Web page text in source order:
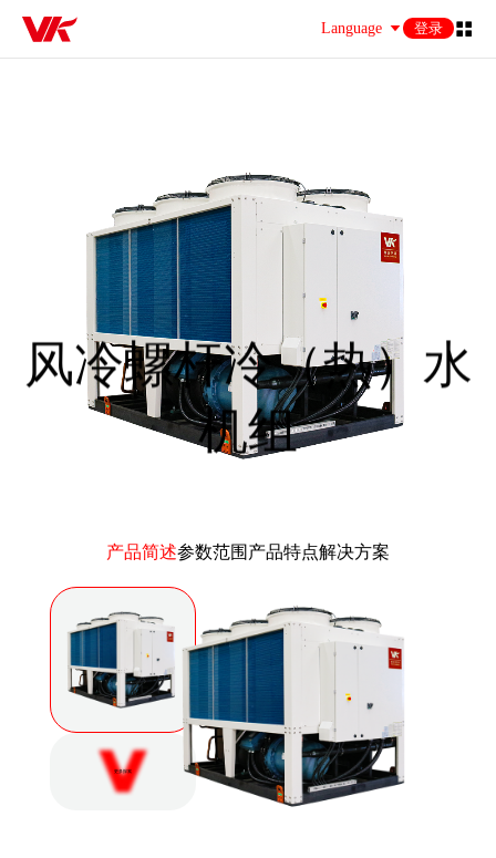
Language 登录
风冷螺杆冷（热）水
机组
产品简述参数范围 产品特点解决方案
更多探索